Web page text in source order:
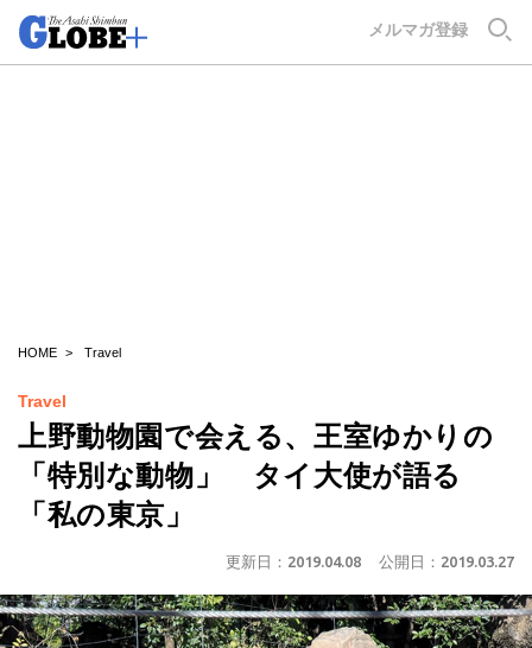
メルマガ登録
HOME Travel
Travel
上野動物園で会える、王室ゆかりの
「特別な動物」 タイ大使が語る
「私の東京」
更新日： 2019.04.08 公開日： 2019.03.27